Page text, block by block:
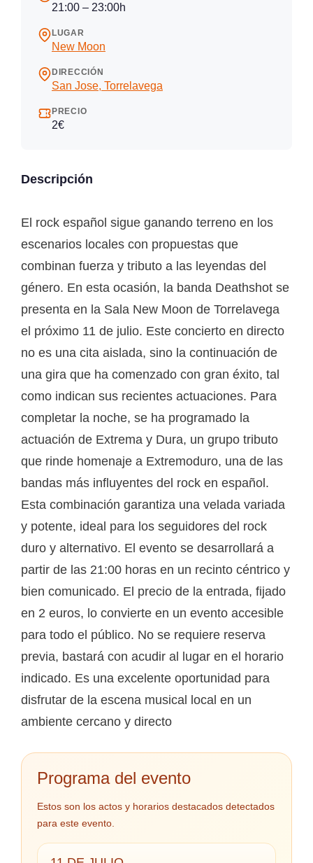
21:00 – 23:00h
LUGAR
New Moon
DIRECCIÓN
San Jose, Torrelavega
PRECIO
2€
Descripción
El rock español sigue ganando terreno en los
escenarios locales con propuestas que
combinan fuerza y tributo a las leyendas del
género. En esta ocasión, la banda Deathshot se
presenta en la Sala New Moon de Torrelavega
el próximo 11 de julio. Este concierto en directo
no es una cita aislada, sino la continuación de
una gira que ha comenzado con gran éxito, tal
como indican sus recientes actuaciones. Para
completar la noche, se ha programado la
actuación de Extrema y Dura, un grupo tributo
que rinde homenaje a Extremoduro, una de las
bandas más influyentes del rock en español.
Esta combinación garantiza una velada variada
y potente, ideal para los seguidores del rock
duro y alternativo. El evento se desarrollará a
partir de las 21:00 horas en un recinto céntrico y
bien comunicado. El precio de la entrada, fijado
en 2 euros, lo convierte en un evento accesible
para todo el público. No se requiere reserva
previa, bastará con acudir al lugar en el horario
indicado. Es una excelente oportunidad para
disfrutar de la escena musical local en un
ambiente cercano y directo
Programa del evento
Estos son los actos y horarios destacados detectados
para este evento.